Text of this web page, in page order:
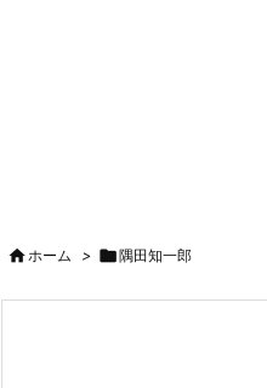
 ホーム > 隅田知一郎